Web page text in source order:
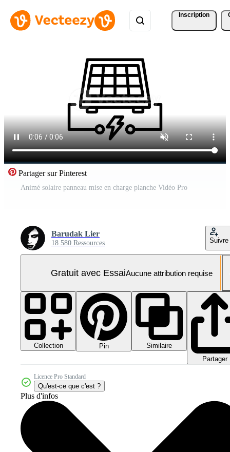
Inscription
Partager sur Pinterest
Animé solaire panneau mise en charge planche Vidéo Pro
Barudak Lier
18 580 Ressources Suivre
Gratuit avec EssaiAucune attribution requise
Collection Pin
Similaire
Partager
Licence Pro Standard
Qu'est-ce que c'est ?
Plus d'infos